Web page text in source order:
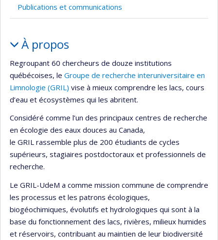
recherche
Publications et communications
Portrait
À propos
Regroupant 60 chercheurs de douze institutions
québécoises, le Groupe de recherche interuniversitaire en
Limnologie (GRIL) vise à mieux comprendre les lacs, cours
d’eau et écosystèmes qui les abritent.
Considéré comme l’un des principaux centres de recherche
en écologie des eaux douces au Canada,
le GRIL rassemble plus de 200 étudiants de cycles
supérieurs, stagiaires postdoctoraux et professionnels de
recherche.
Le GRIL-UdeM a comme mission commune de comprendre
les processus et les patrons écologiques,
biogéochimiques, évolutifs et hydrologiques qui sont à la
base du fonctionnement des lacs, rivières, milieux humides
et réservoirs, contribuant au maintien de leur biodiversité